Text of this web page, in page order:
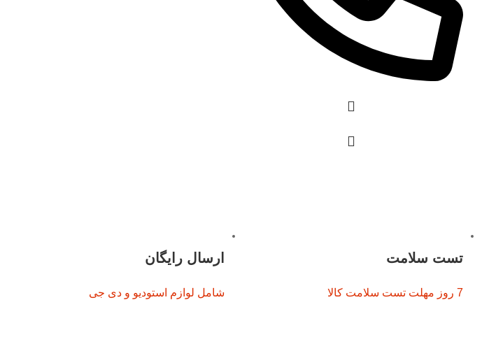
تست سلامت
7 روز مهلت تست سلامت کالا
ارسال رایگان
شامل لوازم استودیو و دی جی